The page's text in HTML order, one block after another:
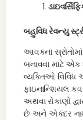
બહુવિધ રેવન્યુ
આવકના
બનાવવા માટે
વ્યક્તિઓ
ફાઇનાન્શિયલ
અથવા રોકાણો
છે અને એકંદર